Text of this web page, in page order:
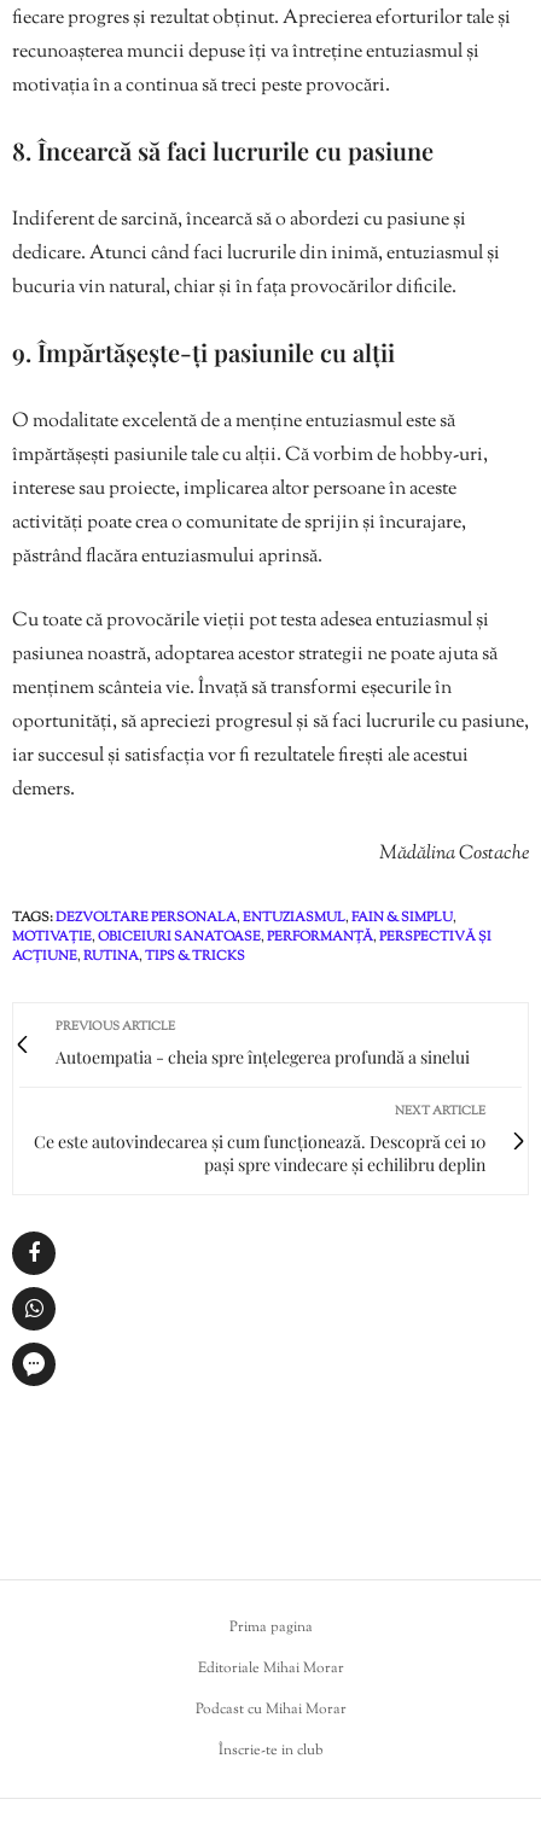
fiecare progres și rezultat obținut. Aprecierea eforturilor tale și
recunoașterea muncii depuse îți va întreține entuziasmul și
motivația în a continua să treci peste provocări.
8. Încearcă să faci lucrurile cu pasiune
Indiferent de sarcină, încearcă să o abordezi cu pasiune și
dedicare. Atunci când faci lucrurile din inimă, entuziasmul și
bucuria vin natural, chiar și în fața provocărilor dificile.
9. Împărtășește-ți pasiunile cu alții
O modalitate excelentă de a menține entuziasmul este să
împărtășești pasiunile tale cu alții. Că vorbim de hobby-uri,
interese sau proiecte, implicarea altor persoane în aceste
activități poate crea o comunitate de sprijin și încurajare,
păstrând flacăra entuziasmului aprinsă.
Cu toate că provocările vieții pot testa adesea entuziasmul și
pasiunea noastră, adoptarea acestor strategii ne poate ajuta să
menținem scânteia vie. Învață să transformi eșecurile în
oportunități, să apreciezi progresul și să faci lucrurile cu pasiune,
iar succesul și satisfacția vor fi rezultatele firești ale acestui
demers.
Mădălina Costache
TAGS:DEZVOLTARE PERSONALA,ENTUZIASMUL,FAIN & SIMPLU,
MOTIVAȚIE,OBICEIURI SANATOASE,PERFORMANȚĂ,PERSPECTIVĂ ȘI
ACȚIUNE,RUTINA,TIPS & TRICKS
PREVIOUS ARTICLE
Autoempatia - cheia spre înțelegerea profundă a sinelui
NEXT ARTICLE
Ce este autovindecarea și cum funcționează. Descopră cei 10
pași spre vindecare și echilibru deplin
Prima pagina
Editoriale Mihai Morar
Podcast cu Mihai Morar
Înscrie-te in club